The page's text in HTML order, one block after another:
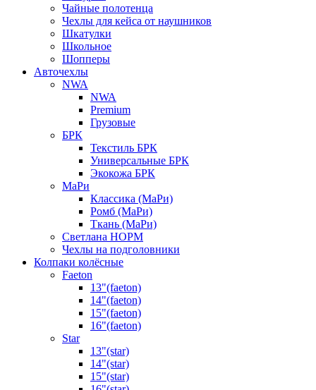
Чайные полотенца
Чехлы для кейса от наушников
Шкатулки
Школьное
Шопперы
Авточехлы
NWA
NWA
Premium
Грузовые
БРК
Текстиль БРК
Универсальные БРК
Экокожа БРК
МаРи
Классика (МаРи)
Ромб (МаРи)
Ткань (МаРи)
Светлана НОРМ
Чехлы на подголовники
Колпаки колёсные
Faeton
13"(faeton)
14"(faeton)
15"(faeton)
16"(faeton)
Star
13"(star)
14"(star)
15"(star)